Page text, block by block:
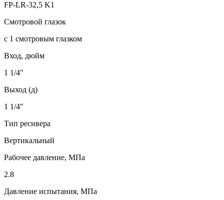
FP-LR-32,5 K1
Смотровой глазок
с 1 смотровым глазком
Вход, дюйм
1 1/4"
Выход (д)
1 1/4"
Тип ресивера
Вертикальный
Рабочее давление, МПа
2.8
Давление испытания, МПа